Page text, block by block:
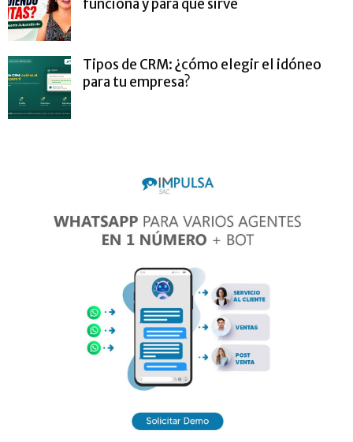
funciona y para qué sirve
Tipos de CRM: ¿cómo elegir el idóneo
para tu empresa?